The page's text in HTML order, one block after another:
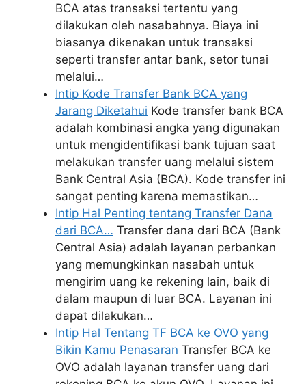
BCA atas transaksi tertentu yang
dilakukan oleh nasabahnya. Biaya ini
biasanya dikenakan untuk transaksi
seperti transfer antar bank, setor tunai
melalui…
Intip Kode Transfer Bank BCA yang
Jarang Diketahui Kode transfer bank BCA
adalah kombinasi angka yang digunakan
untuk mengidentifikasi bank tujuan saat
melakukan transfer uang melalui sistem
Bank Central Asia (BCA). Kode transfer ini
sangat penting karena memastikan…
Intip Hal Penting tentang Transfer Dana
dari BCA… Transfer dana dari BCA (Bank
Central Asia) adalah layanan perbankan
yang memungkinkan nasabah untuk
mengirim uang ke rekening lain, baik di
dalam maupun di luar BCA. Layanan ini
dapat dilakukan…
Intip Hal Tentang TF BCA ke OVO yang
Bikin Kamu Penasaran Transfer BCA ke
OVO adalah layanan transfer uang dari